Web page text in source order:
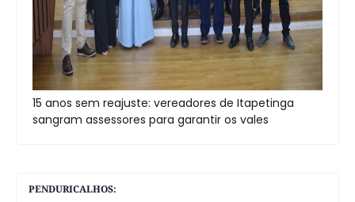
15 anos sem reajuste: vereadores de Itapetinga
sangram assessores para garantir os vales
PENDURICALHOS: